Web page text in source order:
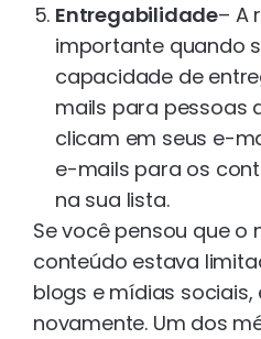
Entregabilidade– A
importante quando
capacidade de
mails para pessoas
clicam em seus e-
e-mails para os
na sua lista.
Se você pensou que o
conteúdo estava
blogs e mídias sociais,
novamente. Um dos